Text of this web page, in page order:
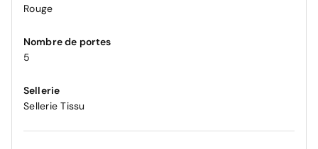
Rouge
Nombre de portes
5
Sellerie
Sellerie Tissu